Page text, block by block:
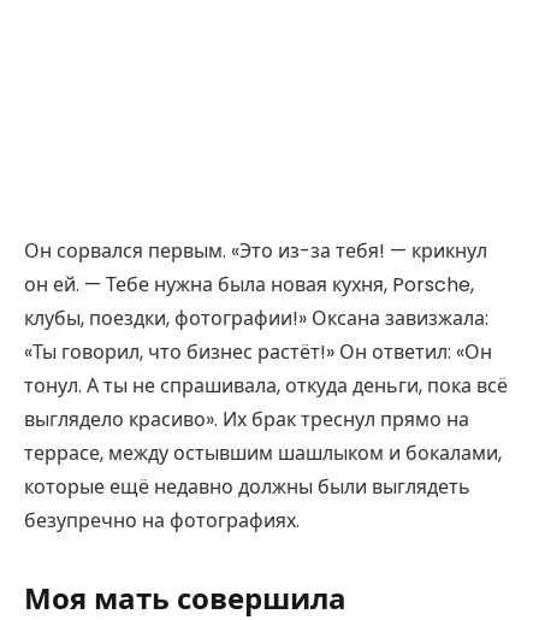
Он сорвался первым. «Это из-за тебя! — крикнул
он ей. — Тебе нужна была новая кухня, Porsche,
клубы, поездки, фотографии!» Оксана завизжала:
«Ты говорил, что бизнес растёт!» Он ответил: «Он
тонул. А ты не спрашивала, откуда деньги, пока всё
выглядело красиво». Их брак треснул прямо на
террасе, между остывшим шашлыком и бокалами,
которые ещё недавно должны были выглядеть
безупречно на фотографиях.
Моя мать совершила